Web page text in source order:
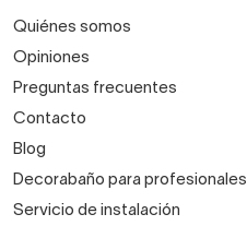
Quiénes somos
Opiniones
Preguntas frecuentes
Contacto
Blog
Decorabaño para profesionales
Servicio de instalación